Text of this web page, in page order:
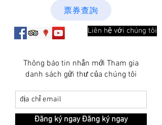
票券查詢
Liên hệ với chúng tôi
Thông báo tin nhắn mới Tham gia
danh sách gửi thư của chúng tôi
Đăng ký ngay Đăng ký ngay